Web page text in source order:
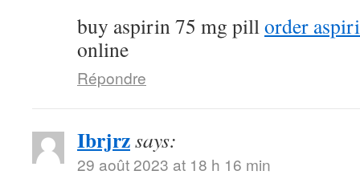
buy aspirin 75 mg pillorder
online
Répondre
Ibrjrzsays:
29 août 2023 at 18 h 16 min